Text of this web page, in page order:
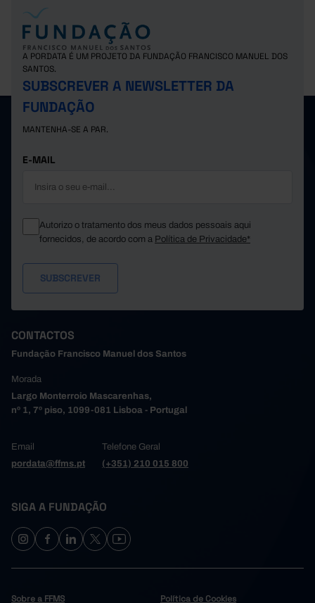
A PORDATA É UM PROJETO DA FUNDAÇÃO FRANCISCO MANUEL DOS
SANTOS.
SUBSCREVER A NEWSLETTER DA
FUNDAÇÃO
MANTENHA-SE A PAR.
E-MAIL
Autorizo o tratamento dos meus dados pessoais aqui
fornecidos, de acordo com a Política de Privacidade*
CONTACTOS
Fundação Francisco Manuel dos Santos
Morada
Largo Monterroio Mascarenhas,
nº 1, 7º piso, 1099-081 Lisboa - Portugal
Email
pordata@ffms.pt
Telefone Geral
(+351) 210 015 800
SIGA A FUNDAÇÃO
Sobre a FFMS Política de Cookies